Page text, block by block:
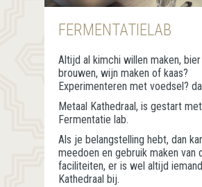
FERMENTATIELAB
Altijd al kimchi willen maken,
brouwen, wijn maken of kaas?
Experimenteren met voedsel?
Metaal Kathedraal, is gestart
Fermentatie lab.
Als je belangstelling hebt, dan
meedoen en gebruik maken van
faciliteiten, er is wel altijd
Kathedraal bij.